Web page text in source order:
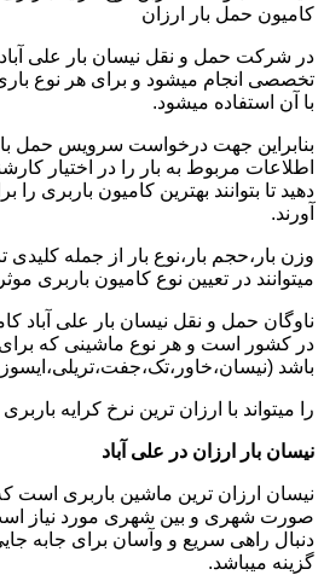
کامیون حمل بار ارزان
در شرکت حمل و نقل نیسان بار علی
تخصصی انجام میشود و برای هر نوع
با آن استفاده میشود.
بنابراین جهت درخواست سرویس حمل
اطلاعات مربوط به بار را در اختیار
دهید تا بتوانند بهترین کامیون باربری
آورند.
وزن بار،حجم بار،نوع بار از جمله
میتوانند در تعیین نوع کامیون باربری
ناوگان حمل و نقل نیسان بار علی آباد
در کشور است و هر نوع ماشینی که برای
باشد
را میتواند با ارزان ترین نرخ کرایه
نیسان بار ارزان در علی آباد
نیسان ارزان ترین ماشین باربری است
صورت شهری و بین شهری مورد نیاز
دنبال راهی سریع و وآسان برای جابه
گزینه میباشد.